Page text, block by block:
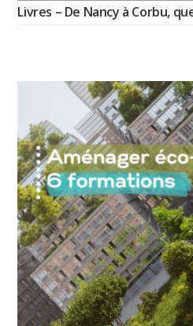
Livres – De Nancy à Corbu,